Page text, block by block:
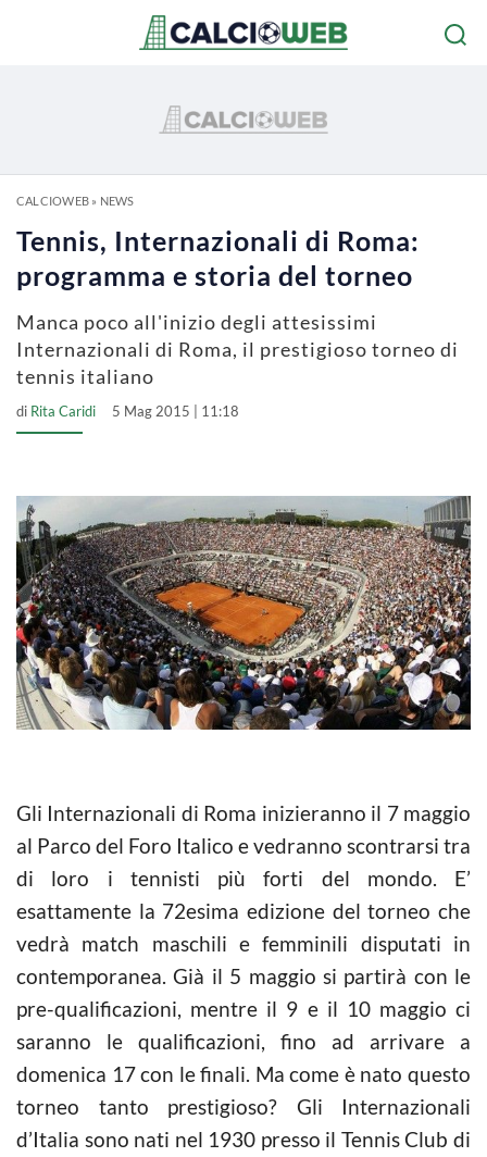
CALCIOWEB» NEWS
Tennis, Internazionali di Roma:
programma e storia del torneo
Manca poco all'inizio degli attesissimi
Internazionali di Roma, il prestigioso torneo di
tennis italiano
di Rita Caridi 5 Mag 2015 | 11:18
Gli Internazionali di Roma inizieranno il 7 maggio
al Parco del Foro Italico e vedranno scontrarsi tra
di loro i tennisti più forti del mondo. E’
esattamente la 72esima edizione del torneo che
vedrà match maschili e femminili disputati in
contemporanea. Già il 5 maggio si partirà con le
pre-qualificazioni, mentre il 9 e il 10 maggio ci
saranno le qualificazioni, fino ad arrivare a
domenica 17 con le finali. Ma come è nato questo
torneo tanto prestigioso? Gli Internazionali
d’Italia sono nati nel 1930 presso il Tennis Club di